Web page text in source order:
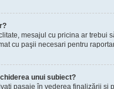
mesajul cu pricina ar trebui
cu paşii necesari pentru
unui subiect?
pasaje în vederea finalizării şi